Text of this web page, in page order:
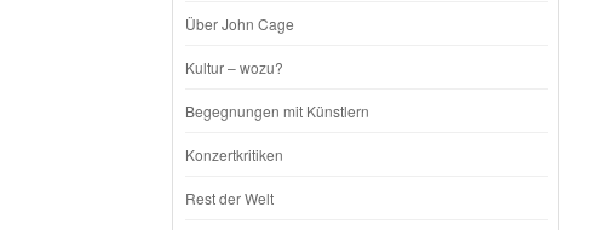
CONTENT
Über John Cage
Kultur – wozu?
Begegnungen mit Künstlern
Konzertkritiken
Rest der Welt